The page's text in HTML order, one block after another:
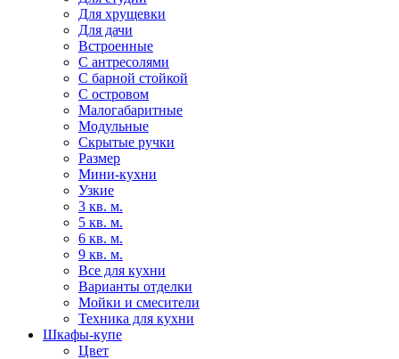
Для хрущевки
Для дачи
Встроенные
С антресолями
С барной стойкой
С островом
Малогабаритные
Модульные
Скрытые ручки
Размер
Мини-кухни
Узкие
3 кв. м.
5 кв. м.
6 кв. м.
9 кв. м.
Все для кухни
Варианты отделки
Мойки и смесители
Техника для кухни
Шкафы-купе
Цвет